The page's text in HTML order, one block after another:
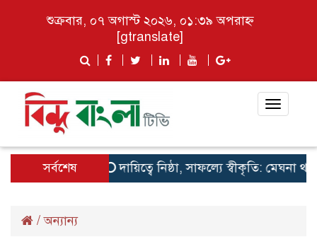
শুক্রবার, ০৭ অগাস্ট ২০২৬, ০১:৩৯ অপরাহ্ন
[gtranslate]
Toggle
সর্বশেষ দায়িত্বে নিষ্ঠা, সাফল্যে স্বীকৃতি: মেঘনা
/অন্যান্য